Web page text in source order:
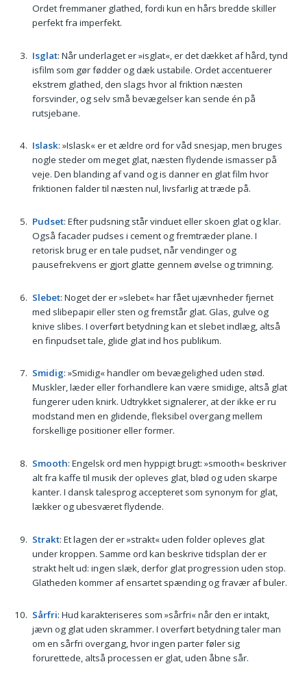
Ordet fremmaner glathed, fordi kun en hårs bredde skiller
perfekt fra imperfekt.
Isglat: Når underlaget er »isglat«, er det dækket af hård, tynd
isfilm som gør fødder og dæk ustabile. Ordet accentuerer
ekstrem glathed, den slags hvor al friktion næsten
forsvinder, og selv små bevægelser kan sende én på
rutsjebane.
Islask: »Islask« er et ældre ord for våd snesjap, men bruges
nogle steder om meget glat, næsten flydende ismasser på
veje. Den blanding af vand og is danner en glat film hvor
friktionen falder til næsten nul, livsfarlig at træde på.
Pudset: Efter pudsning står vinduet eller skoen glat og klar.
Også facader pudses i cement og fremtræder plane. I
retorisk brug er en tale pudset, når vendinger og
pausefrekvens er gjort glatte gennem øvelse og trimning.
Slebet: Noget der er »slebet« har fået ujævnheder fjernet
med slibepapir eller sten og fremstår glat. Glas, gulve og
knive slibes. I overført betydning kan et slebet indlæg, altså
en finpudset tale, glide glat ind hos publikum.
Smidig: »Smidig« handler om bevægelighed uden stød.
Muskler, læder eller forhandlere kan være smidige, altså glat
fungerer uden knirk. Udtrykket signalerer, at der ikke er ru
modstand men en glidende, fleksibel overgang mellem
forskellige positioner eller former.
Smooth: Engelsk ord men hyppigt brugt: »smooth« beskriver
alt fra kaffe til musik der opleves glat, blød og uden skarpe
kanter. I dansk talesprog accepteret som synonym for glat,
lækker og ubesværet flydende.
Strakt: Et lagen der er »strakt« uden folder opleves glat
under kroppen. Samme ord kan beskrive tidsplan der er
strakt helt ud: ingen slæk, derfor glat progression uden stop.
Glatheden kommer af ensartet spænding og fravær af buler.
Sårfri: Hud karakteriseres som »sårfri« når den er intakt,
jævn og glat uden skrammer. I overført betydning taler man
om en sårfri overgang, hvor ingen parter føler sig
forurettede, altså processen er glat, uden åbne sår.